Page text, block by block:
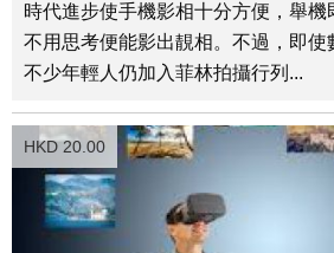
時代進步使手機影相十分方便，舉
不用思考便能影出靚相。不過，即
不少年輕人仍加入菲林拍攝行列...
HKD 20.00